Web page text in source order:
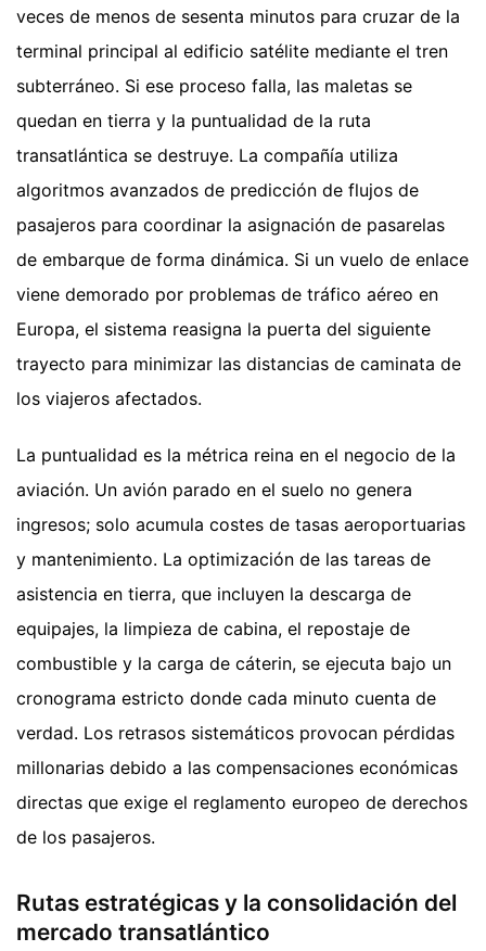
veces de menos de sesenta minutos para cruzar de la
terminal principal al edificio satélite mediante el tren
subterráneo. Si ese proceso falla, las maletas se
quedan en tierra y la puntualidad de la ruta
transatlántica se destruye. La compañía utiliza
algoritmos avanzados de predicción de flujos de
pasajeros para coordinar la asignación de pasarelas
de embarque de forma dinámica. Si un vuelo de enlace
viene demorado por problemas de tráfico aéreo en
Europa, el sistema reasigna la puerta del siguiente
trayecto para minimizar las distancias de caminata de
los viajeros afectados.
La puntualidad es la métrica reina en el negocio de la
aviación. Un avión parado en el suelo no genera
ingresos; solo acumula costes de tasas aeroportuarias
y mantenimiento. La optimización de las tareas de
asistencia en tierra, que incluyen la descarga de
equipajes, la limpieza de cabina, el repostaje de
combustible y la carga de cáterin, se ejecuta bajo un
cronograma estricto donde cada minuto cuenta de
verdad. Los retrasos sistemáticos provocan pérdidas
millonarias debido a las compensaciones económicas
directas que exige el reglamento europeo de derechos
de los pasajeros.
Rutas estratégicas y la consolidación del
mercado transatlántico